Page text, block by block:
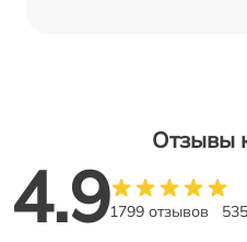
Отзывы
4.91799 отзывов